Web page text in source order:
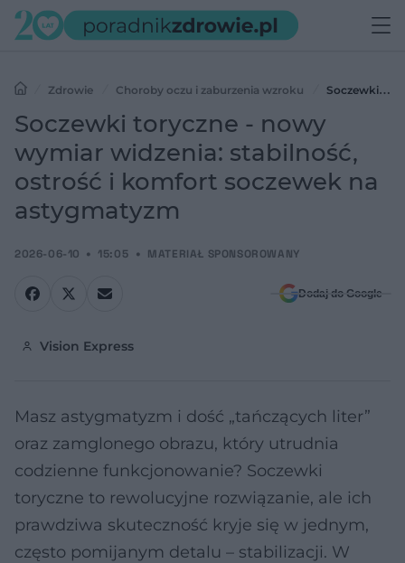
Zdrowie Choroby oczu i zaburzenia wzroku
Soczewki
toryczne - nowy wymiar widzenia: stabilność, ostrość i komfort
Soczewki toryczne - nowy
wymiar widzenia: stabilność,
ostrość i komfort soczewek na
astygmatyzm
2026-06-10 15:05 MATERIAŁ SPONSOROWANY
Dodaj do Google
Vision Express
Masz astygmatyzm i dość „tańczących liter”
oraz zamglonego obrazu, który utrudnia
codzienne funkcjonowanie? Soczewki
toryczne to rewolucyjne rozwiązanie, ale ich
prawdziwa skuteczność kryje się w jednym,
często pomijanym detalu – stabilizacji. W